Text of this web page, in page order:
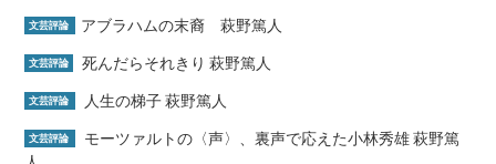
文芸評論 アブラハムの末裔 萩野篤人
文芸評論 死んだらそれきり 萩野篤人
文芸評論 人生の梯子 萩野篤人
文芸評論
モーツァルトの〈声〉、裏声で応えた小林秀雄 萩野篤